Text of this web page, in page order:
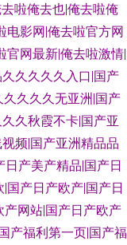
豆花AV 东方AV成人影视
频人口 传媒A片 麻豆乱
址 福利午夜探花 国产人
AV在线观看 人禽另类在
品国 白丝啪啪 91工厂露
啦俺去也|俺去啦俺
电影网|俺去啦官方网
官网最新|俺去啦激情|
久久久久入口|国产
久久久无亚洲|国产
久秋霞不卡|国产亚
频|国产亚洲精品品
日产美产精品|国产日
国产日产欧产|国产日
网站|国产日产欧产
产福利第一页|国产福